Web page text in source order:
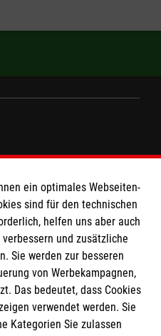
ein optimales Webseiten-
sind für den technischen
helfen uns aber auch
und zusätzliche
Sie werden zur besseren
von Werbekampagnen,
Das bedeutet, dass Cookies
verwendet werden. Sie
Kategorien Sie zulassen